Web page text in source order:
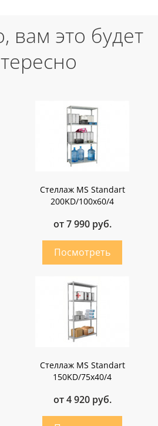
вам это будет
Стеллаж MS Standart
200KD/100x60/4
от 7 990 руб.
Стеллаж MS Standart
150KD/75x40/4
от 4 920 руб.